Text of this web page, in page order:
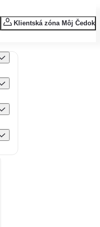
Klientská zóna Môj Čedok